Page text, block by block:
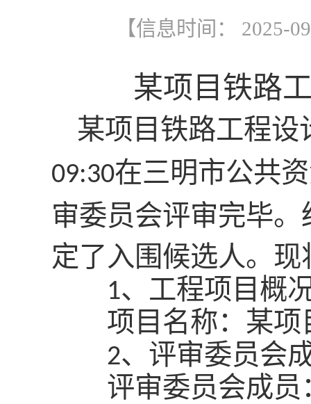
【信息时间： 2025-
某项目铁路
某项目铁路工程
09:30在三明市公共
审委员会评审完毕
定了入围候选人。
1、工程项目概
项目名称：某
2、评审委员会
评审委员会成